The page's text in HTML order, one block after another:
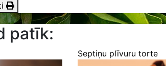
patīk:
Septiņu plīvuru torte